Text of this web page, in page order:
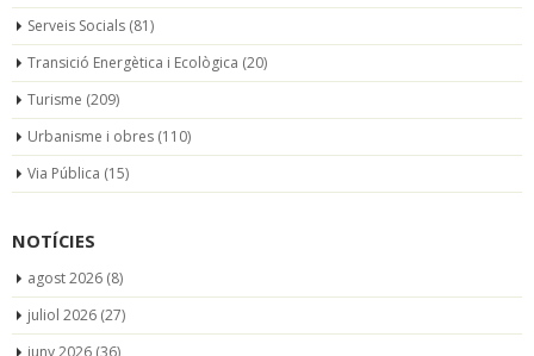
Serveis Socials (81)
Transició Energètica i Ecològica (20)
Turisme (209)
Urbanisme i obres (110)
Via Pública (15)
NOTÍCIES
agost 2026 (8)
juliol 2026 (27)
juny 2026 (36)